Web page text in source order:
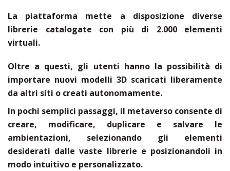
La piattaforma mette a disposizione diverse
librerie catalogate con più di 2.000 elementi
virtuali.
Oltre a questi, gli utenti hanno la possibilità di
importare nuovi modelli 3D scaricati liberamente
da altri siti o creati autonomamente.
In pochi semplici passaggi, il metaverso consente di
creare, modificare, duplicare e salvare le
ambientazioni, selezionando gli elementi
desiderati dalle vaste librerie e posizionandoli in
modo intuitivo e personalizzato.